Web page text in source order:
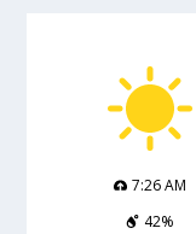
7:26 AM
42%